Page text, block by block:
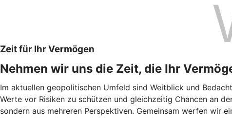
Zeit für Ihr Vermögen
Nehmen wir uns die Zeit, die Ihr
Im aktuellen geopolitischen Umfeld sind Weitblick und
Werte vor Risiken zu schützen und gleichzeitig Chancen an
sondern aus mehreren Perspektiven. Gemeinsam werfen wir